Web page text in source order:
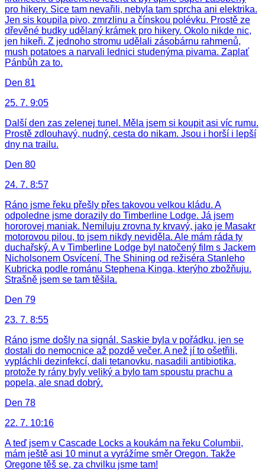
pro hikery. Sice tam nevařili, nebyla tam sprcha ani elektrika.
Jen sis koupila pivo, zmrzlinu a čínskou polévku. Prostě ze
dřevěné budky udělaný krámek pro hikery. Okolo nikde nic,
jen hikeři. Z jednoho stromu udělali zásobárnu rahmenů,
mush potatoes a narvali lednici studenýma pivama. Zaplať
Pánbůh za to.
Den 81
25. 7. 9:05
Další den zas zelenej tunel. Měla jsem si koupit asi víc rumu.
Prostě zdlouhavý, nudný, cesta do nikam. Jsou i horší i lepší
dny na trailu.
Den 80
24. 7. 8:57
Ráno jsme řeku přešly přes takovou velkou kládu. A
odpoledne jsme dorazily do Timberline Lodge. Já jsem
hororovej maniak. Nemiluju zrovna ty krvavý, jako je Masakr
motorovou pilou, to jsem nikdy neviděla. Ale mám ráda ty
duchařský. A v Timberline Lodge byl natočený film s Jackem
Nicholsonem Osvícení, The Shining od režiséra Stanleho
Kubricka podle románu Stephena Kinga, kterýho zbožňuju.
Strašně jsem se tam těšila.
Den 79
23. 7. 8:55
Ráno jsme došly na signál. Saskie byla v pořádku, jen se
dostali do nemocnice až pozdě večer. A než jí to ošetřili,
vypláchli dezinfekcí, dali tetanovku, nasadili antibiotika,
protože ty rány byly veliký a bylo tam spoustu prachu a
popela, ale snad dobrý.
Den 78
22. 7. 10:16
A teď jsem v Cascade Locks a koukám na řeku Columbii,
mám ještě asi 10 minut a vyrážíme směr Oregon. Takže
Oregone těš se, za chvilku jsme tam!